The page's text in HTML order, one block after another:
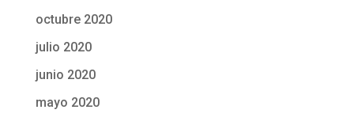
octubre 2020
julio 2020
junio 2020
mayo 2020